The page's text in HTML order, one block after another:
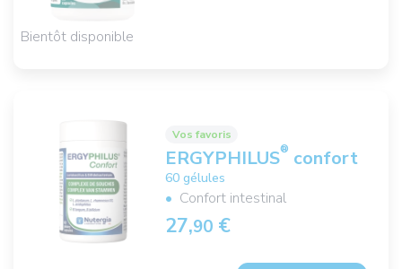
Bientôt disponible
Vos favoris
ERGYPHILUS® confort
60 gélules
Confort intestinal
27,90 €